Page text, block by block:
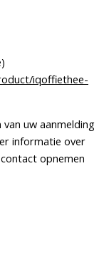
iqoffiethee-
uw aanmelding
informatie over
opnemen